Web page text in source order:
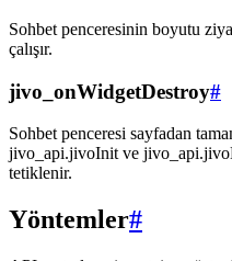
Sohbet penceresinin boyutu
çalışır.
jivo_onWidgetDestroy#
Sohbet penceresi sayfadan
jivo_api.jivoInit ve
tetiklenir.
Yöntemler#